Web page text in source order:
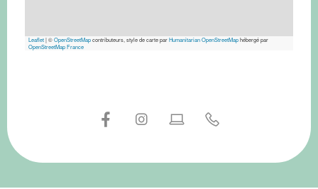
Leaflet|©OpenStreetMapcontributeurs, style de carte parHumanitarian OpenStreetMaphébergé par
OpenStreetMap France